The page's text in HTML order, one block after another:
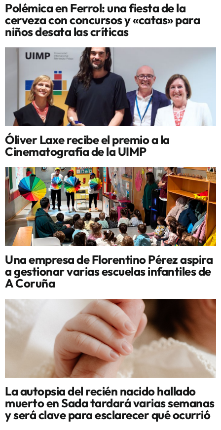
Polémica en Ferrol: una fiesta de la
cerveza con concursos y «catas» para
niños desata las críticas
Óliver Laxe recibe el premio a la
Cinematografía de la UIMP
Una empresa de Florentino Pérez aspira
a gestionar varias escuelas infantiles de
A Coruña
La autopsia del recién nacido hallado
muerto en Sada tardará varias semanas
y será clave para esclarecer qué ocurrió